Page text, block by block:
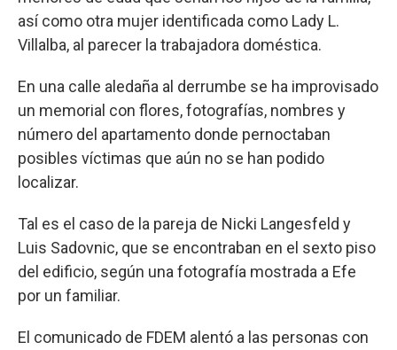
así como otra mujer identificada como Lady L.
Villalba, al parecer la trabajadora doméstica.
En una calle aledaña al derrumbe se ha improvisado
un memorial con flores, fotografías, nombres y
número del apartamento donde pernoctaban
posibles víctimas que aún no se han podido
localizar.
Tal es el caso de la pareja de Nicki Langesfeld y
Luis Sadovnic, que se encontraban en el sexto piso
del edificio, según una fotografía mostrada a Efe
por un familiar.
El comunicado de FDEM alentó a las personas con